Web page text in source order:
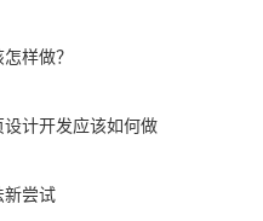
样做？
计开发应该如何做
新尝试